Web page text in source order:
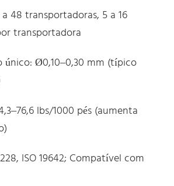
48 transportadoras, 5 a 16
transportadora
único: Ø0,10–0,30 mm (típico
lbs/1000 pés (aumenta
ISO 19642; Compatível com